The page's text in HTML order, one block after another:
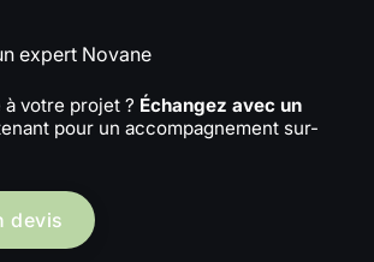
expert Novane
votre projet ? Échangez avec un
pour un accompagnement sur-
devis